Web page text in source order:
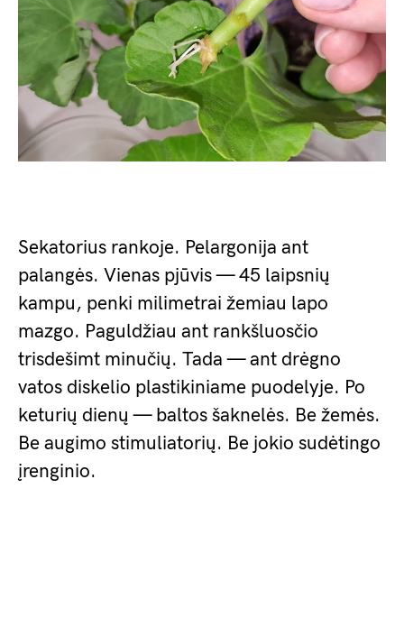
Sekatorius rankoje. Pelargonija ant
palangės. Vienas pjūvis — 45 laipsnių
kampu, penki milimetrai žemiau lapo
mazgo. Paguldžiau ant rankšluosčio
trisdešimt minučių. Tada — ant drėgno
vatos diskelio plastikiniame puodelyje. Po
keturių dienų — baltos šaknelės. Be žemės.
Be augimo stimuliatorių. Be jokio sudėtingo
įrenginio.